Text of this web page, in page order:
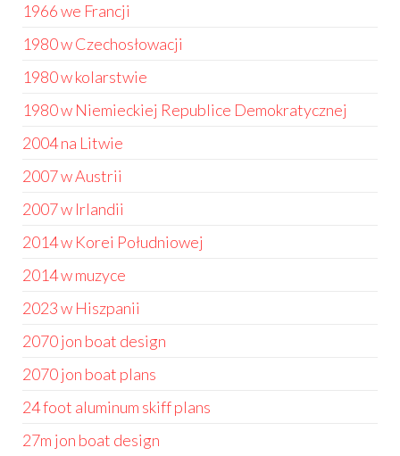
1966 we Francji
1980 w Czechosłowacji
1980 w kolarstwie
1980 w Niemieckiej Republice Demokratycznej
2004 na Litwie
2007 w Austrii
2007 w Irlandii
2014 w Korei Południowej
2014 w muzyce
2023 w Hiszpanii
2070 jon boat design
2070 jon boat plans
24 foot aluminum skiff plans
27m jon boat design